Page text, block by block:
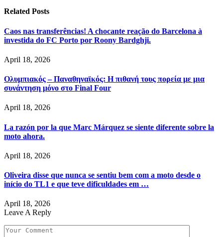
Related Posts
Caos nas transferências! A chocante reação do Barcelona à
investida do FC Porto por Roony Bardghji.
April 18, 2026
Ολυμπιακός – Παναθηναϊκός: Η πιθανή τους πορεία με μια
συνάντηση μόνο στο Final Four
April 18, 2026
La razón por la que Marc Márquez se siente diferente sobre la
moto ahora.
April 18, 2026
Oliveira disse que nunca se sentiu bem com a moto desde o
início do TL1 e que teve dificuldades em …
April 18, 2026
Leave A Reply